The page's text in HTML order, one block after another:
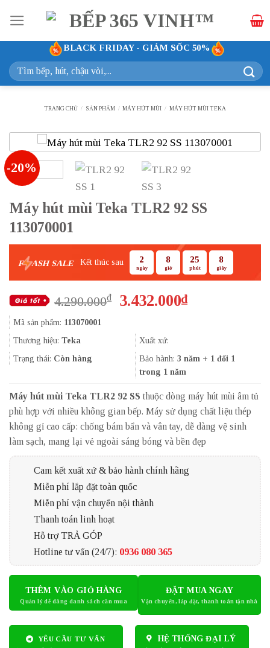
qua
nội
dung
BLACK FRIDAY - GIẢM SỐC 50%
Tìm
kiếm:
TRANG CHỦ / SẢN PHẨM / MÁY HÚT MÙI / MÁY HÚT MÙI TEKA
-20%
Máy hút mùi Teka TLR2 92 SS
113070001
F ASH SALE Kết thúc sau 2
ngày
8
giờ
25
phút
7
giây
4.290.000₫
Giá
4.290.000₫.
3.432.000₫Giá
3.432.000₫.
Mã sản phẩm: 113070001
Thương hiệu: Teka
Xuất xứ:
Trạng thái: Còn hàng Bảo hành: 3 năm + 1 đổi 1
trong 1 năm
Máy hút mùi Teka TLR2 92 SS thuộc dòng máy hút mùi âm tủ
phù hợp với nhiều không gian bếp. Máy sử dụng chất liệu thép
không gỉ cao cấp: chống bám bẩn và vân tay, dễ dàng vệ sinh
làm sạch, mang lại vẻ ngoài sáng bóng và bền đẹp
Cam kết xuất xứ & bảo hành chính hãng
Miễn phí lắp đặt toàn quốc
Miễn phí vận chuyển nội thành
Thanh toán linh hoạt
Hỗ trợ TRẢ GÓP
Hotline tư vấn (24/7): 0936 080 365
THÊM VÀO GIỎ HÀNG ĐẶT MUA NGAY
YÊU CẦU TƯ VẤN HỆ THỐNG ĐẠI LÝ